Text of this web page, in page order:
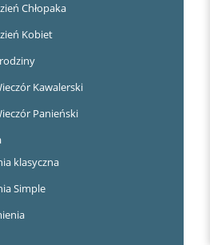
Chłopaka
Kobiet
Kawalerski
Panieński
klasyczna
Simple